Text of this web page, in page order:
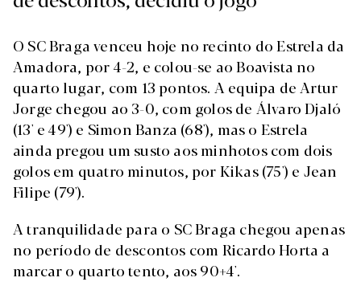
O SC Braga venceu hoje no recinto do Estrela da
Amadora, por 4-2, e colou-se ao Boavista no
quarto lugar, com 13 pontos. A equipa de Artur
Jorge chegou ao 3-0, com golos de Álvaro Djaló
(13' e 49') e Simon Banza (68'), mas o Estrela
ainda pregou um susto aos minhotos com dois
golos em quatro minutos, por Kikas (75') e Jean
Filipe (79').
A tranquilidade para o SC Braga chegou apenas
no período de descontos com Ricardo Horta a
marcar o quarto tento, aos 90+4'.